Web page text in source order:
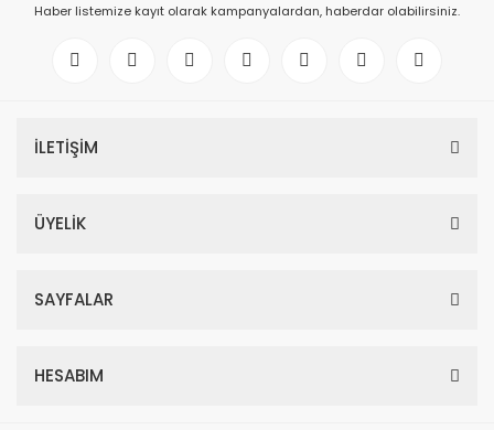
Haber listemize kayıt olarak kampanyalardan, haberdar olabilirsiniz.
İLETİŞİM
ÜYELİK
SAYFALAR
HESABIM